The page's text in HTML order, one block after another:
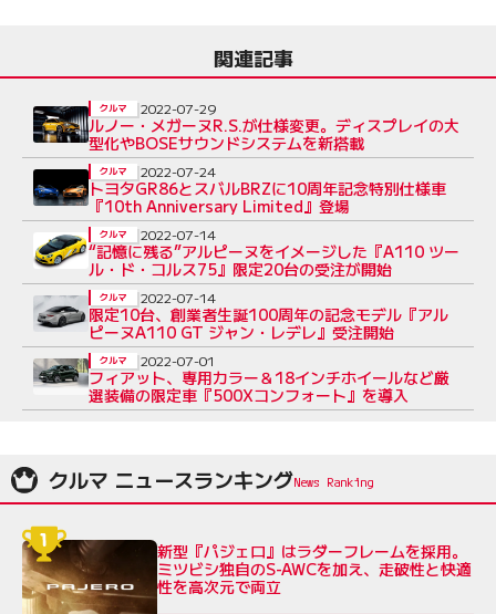
関連記事
ルノー・メガーヌR.S.が仕様変更。ディスプレイの大
型化やBOSEサウンドシステムを新搭載
クルマ 2022-07-29
トヨタGR86とスバルBRZに10周年記念特別仕様車
『10th Anniversary Limited』登場
クルマ 2022-07-24
“記憶に残る”アルピーヌをイメージした『A110 ツー
ル・ド・コルス75』限定20台の受注が開始
クルマ 2022-07-14
限定10台、創業者生誕100周年の記念モデル『アル
ピーヌA110 GT ジャン・レデレ』受注開始
クルマ 2022-07-14
フィアット、専用カラー＆18インチホイールなど厳
選装備の限定車『500Xコンフォート』を導入
クルマ 2022-07-01
クルマ ニュースランキング
新型『パジェロ』はラダーフレームを採用。
ミツビシ独自のS-AWCを加え、走破性と快適
性を高次元で両立